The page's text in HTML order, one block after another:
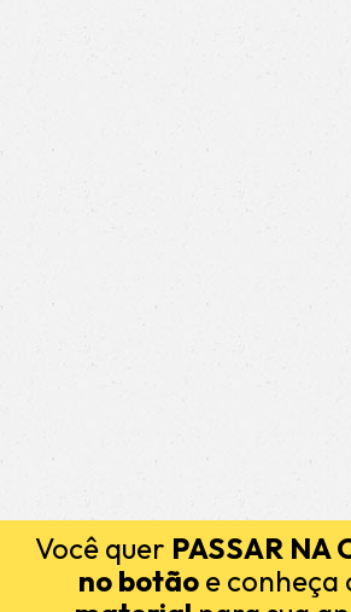
Você quer PASSAR NA
no botãoe conheça